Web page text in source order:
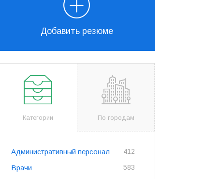
Добавить резюме
Категории По городам
Административный персонал 412
Врачи 583